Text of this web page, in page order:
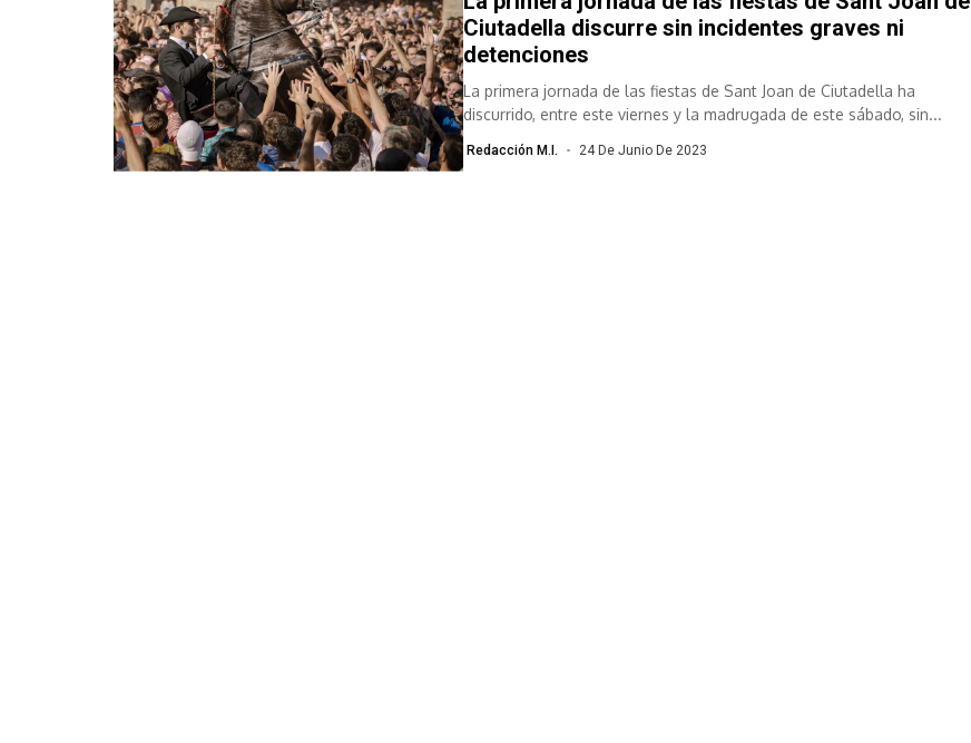
Ciutadella discurre sin incidentes graves ni
detenciones
La primera jornada de las fiestas de Sant Joan de Ciutadella ha
discurrido, entre este viernes y la madrugada de este sábado, sin...
Redacción M.I. 24 De Junio De 2023